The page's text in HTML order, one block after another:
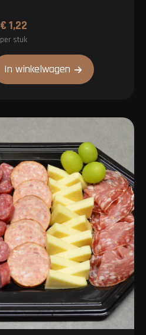
€1,22
per stuk
In winkelwagen